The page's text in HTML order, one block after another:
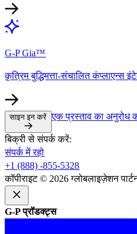
G-P Gia™​​
कृत्रिम बुद्धिमत्ता-संचालित कंप्लाएन्स
साइन इन करें​​ एक प्रस्ताव का अनुरोध
बिक्री से संपर्क करें:​​
संपर्क में रहो​​
+1 (888) -855-5328​​
कॉपीराइट © 2026 ग्लोबलाइज़ेशन
G-P प्रॉडक्ट्स​​